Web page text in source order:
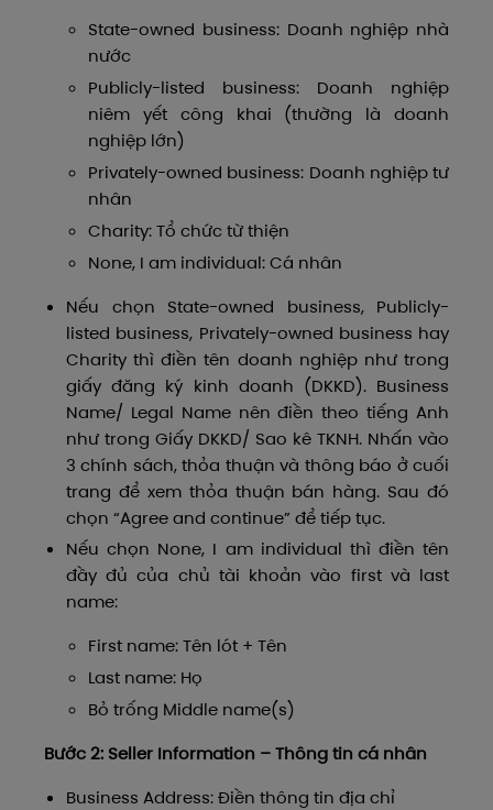
State-owned business: Doanh nghiệp nhà
nước
Publicly-listed business: Doanh nghiệp
niêm yết công khai (thường là doanh
nghiệp lớn)
Privately-owned business: Doanh nghiệp tư
nhân
Charity: Tổ chức từ thiện
None, I am individual: Cá nhân
Nếu chọn State-owned business, Publicly-
listed business, Privately-owned business hay
Charity thì điền tên doanh nghiệp như trong
giấy đăng ký kinh doanh (DKKD). Business
Name/ Legal Name nên điền theo tiếng Anh
như trong Giấy DKKD/ Sao kê TKNH. Nhấn vào
3 chính sách, thỏa thuận và thông báo ở cuối
trang để xem thỏa thuận bán hàng. Sau đó
chọn “Agree and continue” để tiếp tục.
Nếu chọn None, I am individual thì điền tên
đầy đủ của chủ tài khoản vào first và last
name:
First name: Tên lót + Tên
Last name: Họ
Bỏ trống Middle name(s)
Bước 2: Seller Information – Thông tin cá nhân
Business Address: Điền thông tin địa chỉ